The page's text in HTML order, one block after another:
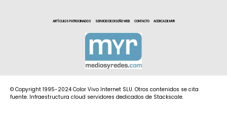
ARTÍCULOS PATROCINADOS SERVICIO DE DISEÑO WEB CONTACTO ACERCA DE MYR
© Copyright 1995-2024 Color Vivo Internet SLU. Otros contenidos se cita
fuente. Infraestructura cloud servidores dedicados de Stackscale.